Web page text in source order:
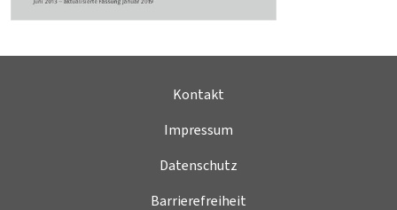
Kontakt
Impressum
Datenschutz
Barrierefreiheit